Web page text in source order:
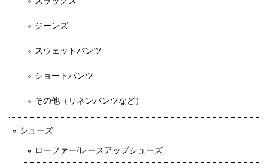
ジーンズ
スウェットパンツ
ショートパンツ
その他（リネンパンツなど）
シューズ
ローファー/レースアップシューズ